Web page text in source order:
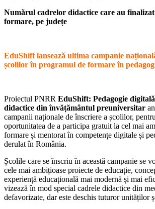
Numărul cadrelor didactice care au
formare, pe județe
EduShift lansează ultima campanie
școlilor în programul de formare în
Proiectul PNRR EduShift: Pedagogie
didactice din învățământul preuniversitar
campanii naționale de înscriere a școlilor,
oportunitatea de a participa gratuit la cel mai
formare și mentorat în competențe digitale și
derulat în România.
Școlile care se înscriu în această campanie se
cele mai ambițioase proiecte de educație,
experiență educațională mai modernă și mai
vizează în mod special cadrele didactice din
defavorizate, dar este deschis tuturor unităților